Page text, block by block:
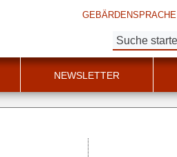
GEBÄRDENSPRACHE
Suche:
NEWSLETTER